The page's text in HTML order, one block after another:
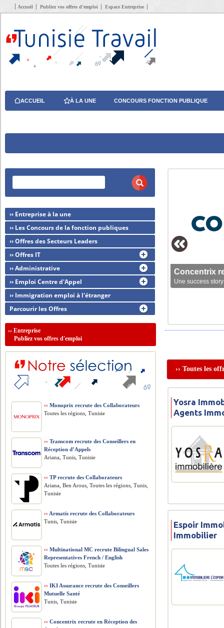
Accueil Publiez vos offres d’emploi Espace Entreprise
ACCUEIL À LA UNE CONCOURS FONCTION PUBLIQUE
Concentrix
Une success
›› Toutes les
Yosra
Agents
Espoir
Immobilier
›› Entreprise à la une
›› Les Concours de la fonction publiques
›› Offres des Secteurs Leaders
›› Offres IT
›› Administrative
›› Emploi Centre d'Appel
›› Immigration emploi à l'étranger
Parcourir les Offres
››Entreprise
Publiez vos offres d'emploi
›› Monoprix recrute des Collaborateurs
Toutes les régions, Tunisie
›› Transcom recrute des Conseillers en
Réception d’Appels
Ariana, Tunis, Tunisie
›› TP recrute des Collaborateurs
Ariana, Ben Arous, Toutes les régions, Tunis,
Tunisie
›› Armatis recrute des Collaborateurs
Tunis, Tunisie
›› Multinational MC recrute Bilingual Sales
Representatives French / English
Toutes les régions, Tunisie
›› IKI Assurance recrute des Conseillers
Mutuelle Santé
Tunis, Tunisie
›› Concentrix recrute en Réception des